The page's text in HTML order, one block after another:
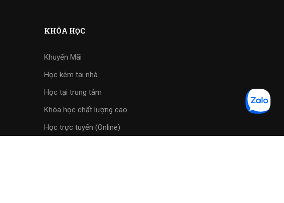
KHÓA HỌC
Khuyến Mãi
Học kèm tại nhà
Học tại trung tâm
Khóa học chất lượng cao
Học trực tuyến (Online)